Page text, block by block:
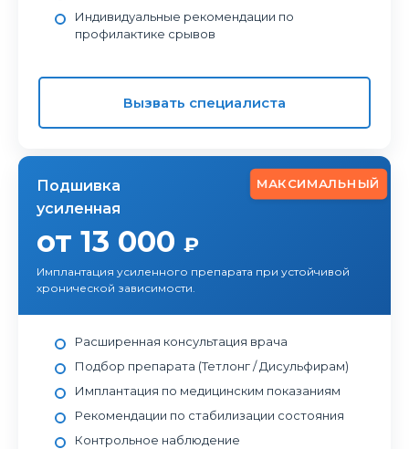
Индивидуальные рекомендации по
профилактике срывов
Вызвать специалиста
МАКСИМАЛЬНЫЙ
Подшивка
усиленная
от 13 000 ₽
Имплантация усиленного препарата при устойчивой
хронической зависимости.
Расширенная консультация врача
Подбор препарата (Тетлонг / Дисульфирам)
Имплантация по медицинским показаниям
Рекомендации по стабилизации состояния
Контрольное наблюдение